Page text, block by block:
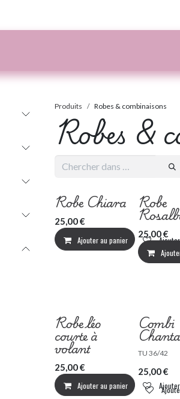
Produits Robes & combinaisons
Robes &
Robe Chiara
25,00€
Ajouter au panier
Robe
25,00€
Robe léo
courte à
volant
25,00€
Ajouter au panier
Combi
TU 36/42
25,00€